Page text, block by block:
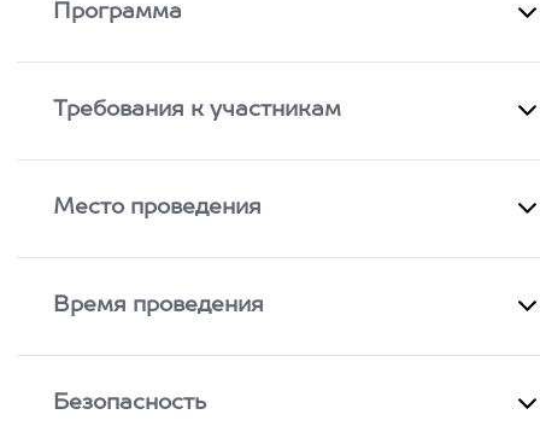
Программа
Требования к участникам
Место проведения
Время проведения
Безопасность